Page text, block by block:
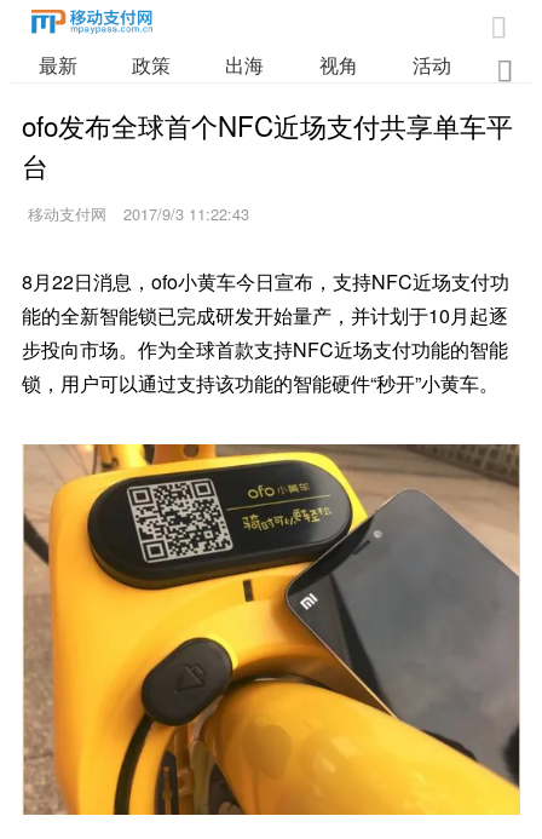

最新 政策 出海 视角 活动 业

ofo发布全球首个NFC近场支付共享单车平
台
移动支付网 2017/9/3 11:22:43
8月22日消息，ofo小黄车今日宣布，支持NFC近场支付功
能的全新智能锁已完成研发开始量产，并计划于10月起逐
步投向市场。作为全球首款支持NFC近场支付功能的智能
锁，用户可以通过支持该功能的智能硬件“秒开”小黄车。